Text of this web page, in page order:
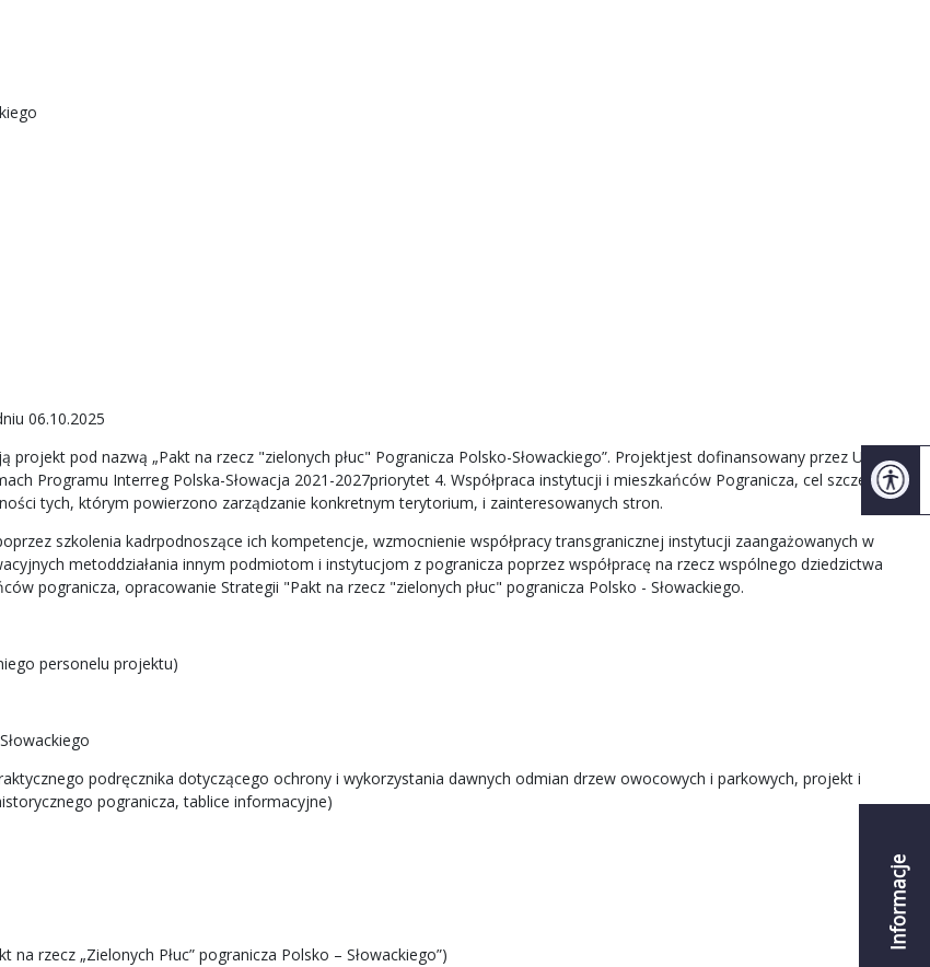
Informacje
06.10.2025
pod nazwą „Pakt na rzecz "zielonych płuc" Pogranicza Polsko-Słowackiego”. Projektjest dofinansowany przez Unię
Programu Interreg Polska-Słowacja 2021-2027priorytet 4. Współpraca instytucji i mieszkańców Pogranicza, cel szczegółowy
tych, którym powierzono zarządzanie konkretnym terytorium, i zainteresowanych stron.
szkolenia kadrpodnoszące ich kompetencje, wzmocnienie współpracy transgranicznej instytucji zaangażowanych w
metoddziałania innym podmiotom i instytucjom z pogranicza poprzez współpracę na rzecz wspólnego dziedzictwa
pogranicza, opracowanie Strategii "Pakt na rzecz "zielonych płuc" pogranicza Polsko - Słowackiego.
personelu projektu)
podręcznika dotyczącego ochrony i wykorzystania dawnych odmian drzew owocowych i parkowych, projekt i
pogranicza, tablice informacyjne)
rzecz „Zielonych Płuc” pogranicza Polsko – Słowackiego”)